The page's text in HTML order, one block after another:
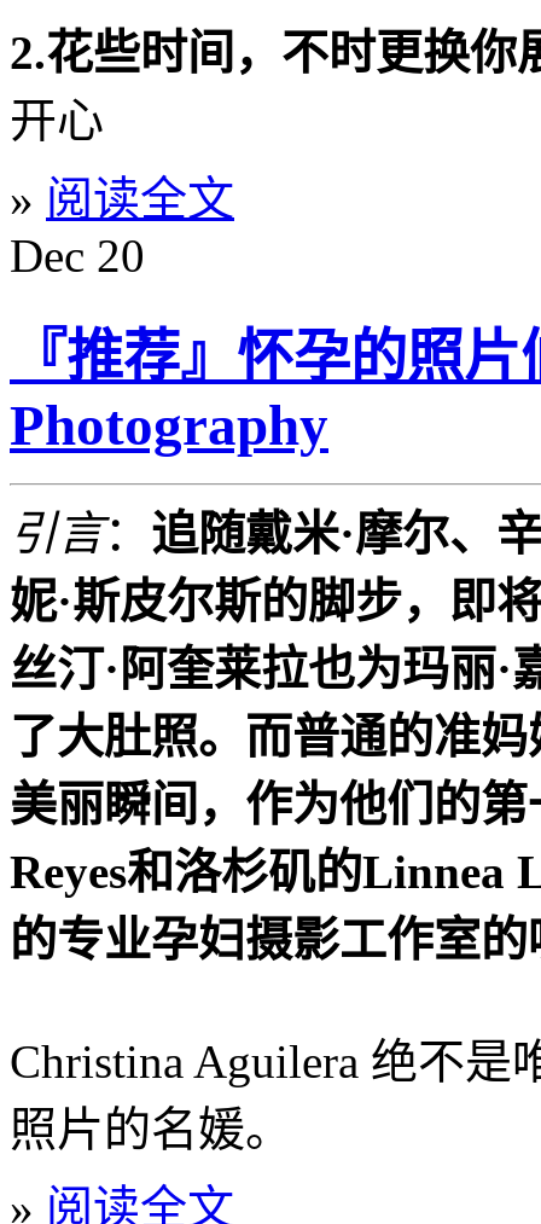
2.花些时间，不时更换你
开心
» 阅读全文
Dec 20
『推荐』怀孕的照
Photography
引言： 追随戴米·摩尔、
妮·斯皮尔斯的脚步，即
丝汀·阿奎莱拉也为玛丽·
了大肚照。而普通的准
美丽瞬间，作为他们的
Reyes和洛杉矶的Linnea
的专业孕妇摄影工作室的
Christina Aguilera 绝不
照片的名媛。
» 阅读全文